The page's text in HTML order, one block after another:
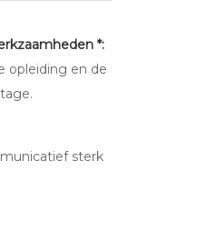
*:
opleiding en de
sterk